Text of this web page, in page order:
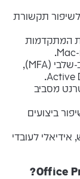
תקשורת
המתקדמות
– אימות רב-שלבי (MFA),
מסביב
ביצועים
לעובדי